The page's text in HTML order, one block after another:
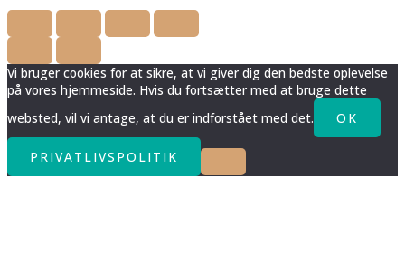
Vi bruger cookies for at sikre, at vi giver dig den bedste oplevelse
på vores hjemmeside. Hvis du fortsætter med at bruge dette
websted, vil vi antage, at du er indforstået med det.
OK
PRIVATLIVSPOLITIK